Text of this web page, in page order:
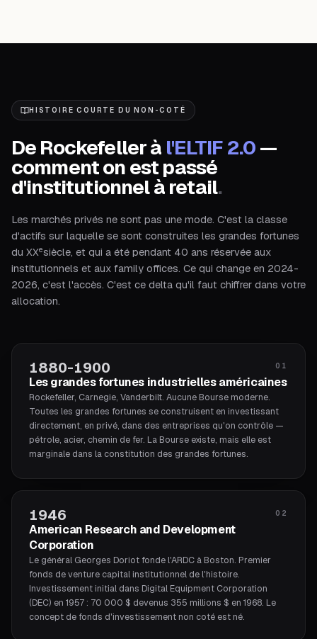
HISTOIRE COURTE DU NON-COTÉ
De Rockefeller à l'ELTIF 2.0—
comment on est passé
d'institutionnel à retail.
Les marchés privés ne sont pas une mode. C'est la classe
d'actifs sur laquelle se sont construites les grandes fortunes
du XXesiècle, et qui a été pendant 40 ans réservée aux
institutionnels et aux family offices. Ce qui change en 2024-
2026, c'est l'accès. C'est ce delta qu'il faut chiffrer dans votre
allocation.
1880-1900 01
Les grandes fortunes industrielles américaines
Rockefeller, Carnegie, Vanderbilt. Aucune Bourse moderne.
Toutes les grandes fortunes se construisent en investissant
directement, en privé, dans des entreprises qu'on contrôle —
pétrole, acier, chemin de fer. La Bourse existe, mais elle est
marginale dans la constitution des grandes fortunes.
1946 02
American Research and Development
Corporation
Le général Georges Doriot fonde l'ARDC à Boston. Premier
fonds de venture capital institutionnel de l'histoire.
Investissement initial dans Digital Equipment Corporation
(DEC) en 1957 : 70 000 $ devenus 355 millions $ en 1968. Le
concept de fonds d'investissement non coté est né.